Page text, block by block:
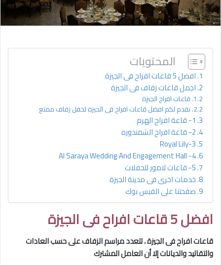
المحتويات
افضل 5 قاعات افراح فى الجيزة
اجمل قاعات زفاف فى الجيزة
قاعات افراح الجيزة
نقدم لكم افضل قاعات افراح فى الجيزة لحفل زفاف ممتع
1- قاعة افراح الهرم
2- قاعة افراح الشمندوره
3-Royal Lily
4- Al Saraya Wedding And Engagement Hall
5- قاعات لامور للحفلات
خدمات اخرى فى مدينة الجيزة
صفحتنا على الفيس بوك
افضل 5 قاعات افراح فى الجيزة
قاعات افراح فى الجيزة، تتعدد مراسم الزفاف على حسب العادات
والتقاليد والديانات إلا أن العامل المشترك